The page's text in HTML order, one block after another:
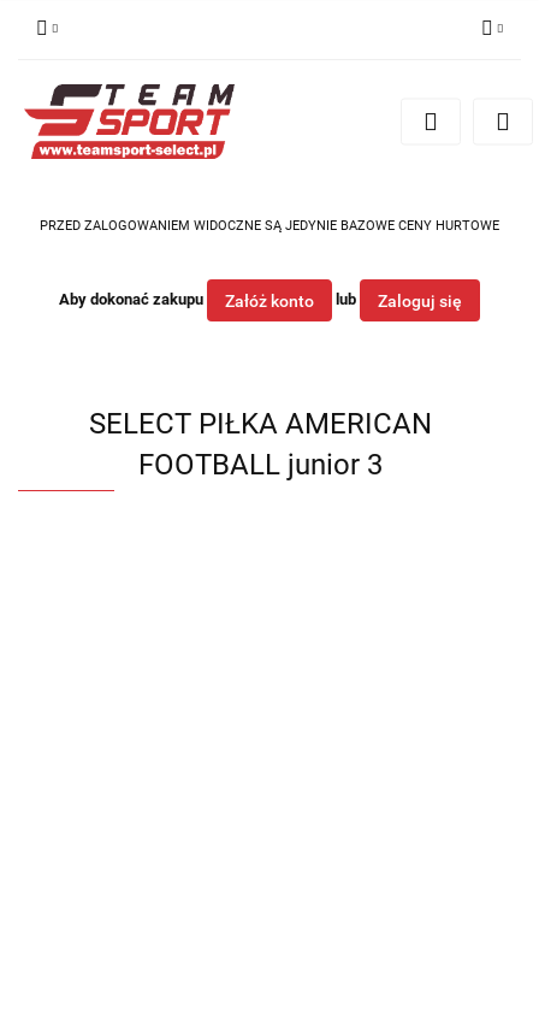
Zarejestruj się
PRZED ZALOGOWANIEM WIDOCZNE SĄ JEDYNIE BAZOWE CENY HURTOWE
Aby dokonać zakupu Załóż konto lub Zaloguj się
SELECT PIŁKA AMERICAN
FOOTBALL junior 3